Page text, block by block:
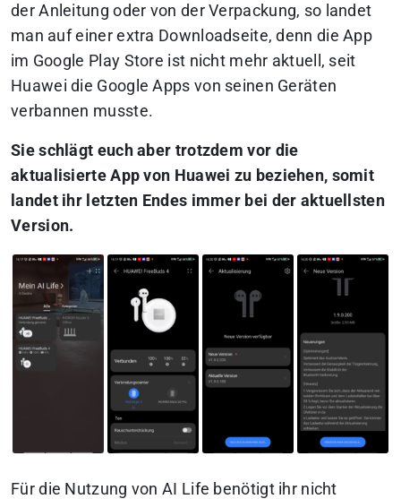
der Anleitung oder von der Verpackung, so landet
man auf einer extra Downloadseite, denn die App
im Google Play Store ist nicht mehr aktuell, seit
Huawei die Google Apps von seinen Geräten
verbannen musste.
Sie schlägt euch aber trotzdem vor die
aktualisierte App von Huawei zu beziehen, somit
landet ihr letzten Endes immer bei der aktuellsten
Version.
Für die Nutzung von AI Life benötigt ihr nicht